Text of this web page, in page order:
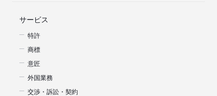
サービス
特許
商標
意匠
外国業務
交渉・訴訟・契約